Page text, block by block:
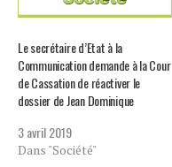
Le secrétaire d’Etat à la
Communication demande à la Cour
de Cassation de réactiver le
dossier de Jean Dominique
3 avril 2019
Dans "Société"